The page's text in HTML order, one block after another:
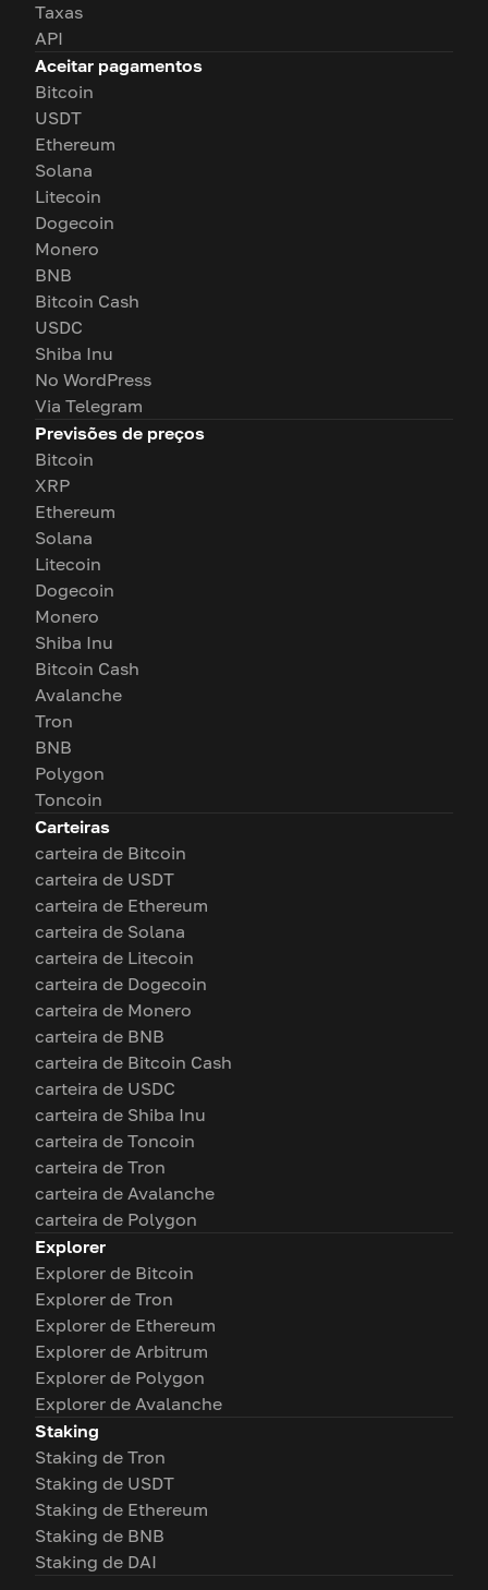
Taxas
API
Aceitar pagamentos
Bitcoin
USDT
Ethereum
Solana
Litecoin
Dogecoin
Monero
BNB
Bitcoin Cash
USDC
Shiba Inu
No WordPress
Via Telegram
Previsões de preços
Bitcoin
XRP
Ethereum
Solana
Litecoin
Dogecoin
Monero
Shiba Inu
Bitcoin Cash
Avalanche
Tron
BNB
Polygon
Toncoin
Carteiras
carteira de Bitcoin
carteira de USDT
carteira de Ethereum
carteira de Solana
carteira de Litecoin
carteira de Dogecoin
carteira de Monero
carteira de BNB
carteira de Bitcoin Cash
carteira de USDC
carteira de Shiba Inu
carteira de Toncoin
carteira de Tron
carteira de Avalanche
carteira de Polygon
Explorer
Explorer de Bitcoin
Explorer de Tron
Explorer de Ethereum
Explorer de Arbitrum
Explorer de Polygon
Explorer de Avalanche
Staking
Staking de Tron
Staking de USDT
Staking de Ethereum
Staking de BNB
Staking de DAI